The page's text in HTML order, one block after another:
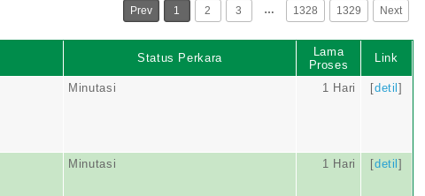
Prev 1 2 3 … 1328 1329 Next
Status Perkara
Lama
Proses
Link
Minutasi 1 Hari [detil]
Minutasi 1 Hari [detil]